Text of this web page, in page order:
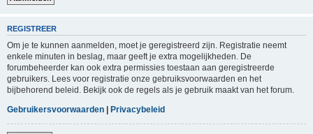
REGISTREER
Om je te kunnen aanmelden, moet je geregistreerd zijn. Registratie neemt
enkele minuten in beslag, maar geeft je extra mogelijkheden. De
forumbeheerder kan ook extra permissies toestaan aan geregistreerde
gebruikers. Lees voor registratie onze gebruiksvoorwaarden en het
bijbehorend beleid. Bekijk ook de regels als je gebruik maakt van het forum.
Gebruikersvoorwaarden | Privacybeleid